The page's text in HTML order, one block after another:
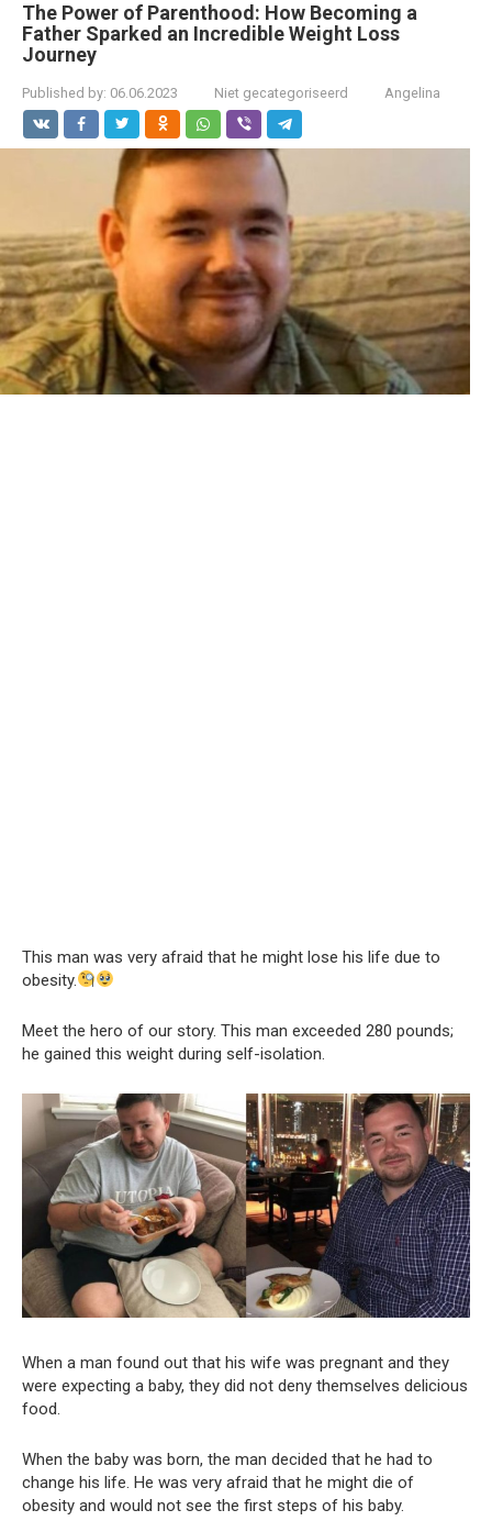
The Power of Parenthood: How Becoming a
Father Sparked an Incredible Weight Loss
Journey
Published by: 06.06.2023 Niet gecategoriseerd Angelina
This man was very afraid that he might lose his life due to
obesity.
Meet the hero of our story. This man exceeded 280 pounds;
he gained this weight during self-isolation.
When a man found out that his wife was pregnant and they
were expecting a baby, they did not deny themselves delicious
food.
When the baby was born, the man decided that he had to
change his life. He was very afraid that he might die of
obesity and would not see the first steps of his baby.